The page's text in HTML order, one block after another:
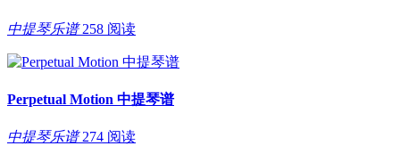
中提琴乐谱 258 阅读
Perpetual Motion 中提琴谱
中提琴乐谱 274 阅读